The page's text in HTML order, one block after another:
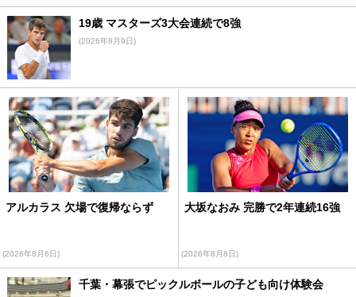
19歳 マスターズ3大会連続で8強
(2026年8月9日)
アルカラス 欠場で復帰ならず
(2026年8月6日)
大坂なおみ 完勝で2年連続16強
(2026年8月8日)
千葉・幕張でピックルボールの子ども向け体験会